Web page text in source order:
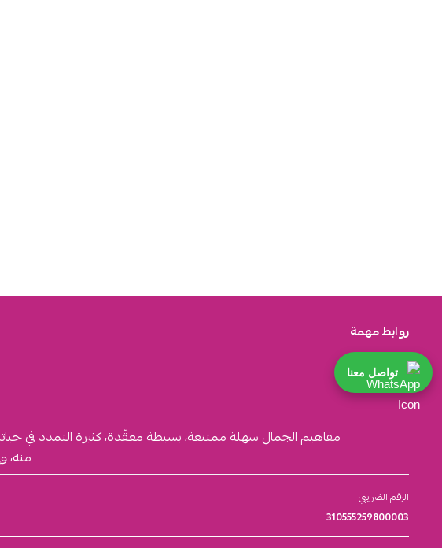
روابط مهمة
مفاهيم الجمال سهلة ممتنعة، بسيطة معقّدة، كثيرة التمدد في
منه،
الرقم الضريبي
310555259800003
تواصل معنا